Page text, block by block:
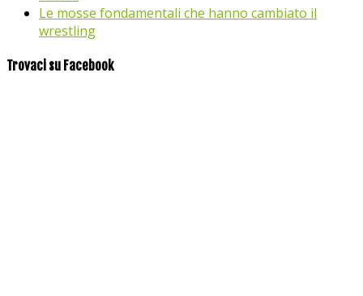
Le mosse fondamentali che hanno cambiato il
wrestling
Trovaci su Facebook